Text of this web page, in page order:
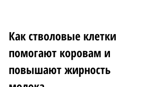
Как стволовые клетки
помогают коровам и
повышают жирность